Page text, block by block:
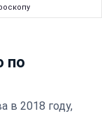
по
в 2018 году,